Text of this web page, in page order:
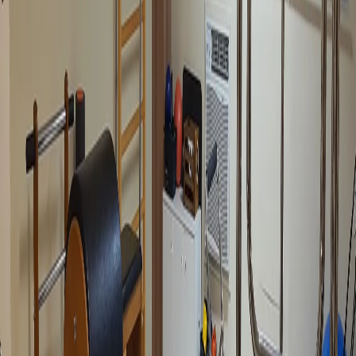
Mais horários
Modalidades e planos
Horários da academia
Contato
Comodidades